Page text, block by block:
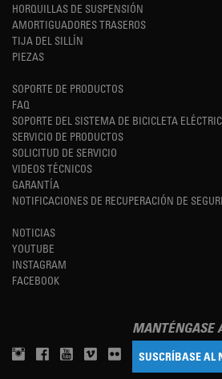
HORQUILLAS DE SUSPENSIÓN
AMORTIGUADORES TRASEROS
TIJA DEL SILLÍN
PIEZAS
SOPORTE DE PRODUCTOS
FAQ
SOPORTE DEL SISTEMA DE BICICLETA
SERVICIO DE PRODUCTOS
SOLICITUD DE SERVICIO
VIDEOS TÉCNICOS
GARANTÍA
NOTIFICACIONES DE RECUPERACIÓN DE
NOTICIAS
YOUTUBE
INSTAGRAM
FACEBOOK
MANTÉNGASE
SUSCRÍBASE AL